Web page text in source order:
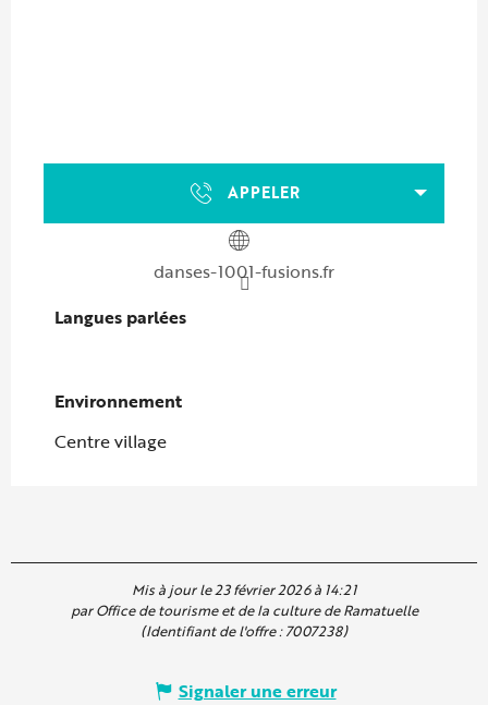
APPELER
danses-1001-fusions.fr
Langues parlées
Langues parlées
Environnement
Environnement
Centre village
Mis à jour le 23 février 2026 à 14:21
par Office de tourisme et de la culture de Ramatuelle
(Identifiant de l'offre :7007238)
Signaler une erreur